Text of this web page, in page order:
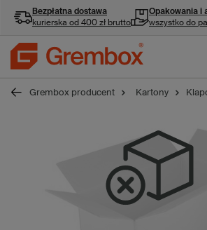
Bezpłatna dostawa
kurierska od 400 zł brutto
Opakowania i
wszystko do
Grembox producent Kartony